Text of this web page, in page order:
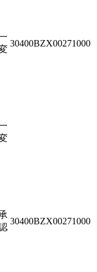
30400BZX00271000
30400BZX00271000